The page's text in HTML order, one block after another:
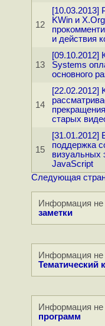
12
[10.03.2013]
KWin и X.Org
и действия
13
[09.10.2012]
Systems
основного
14
[22.02.2012]
старых
15
[31.01.2012]
поддержка
визуальных
JavaScript
Следующая
Информация не
заметки
Информация не
Тематический
Информация не
программ